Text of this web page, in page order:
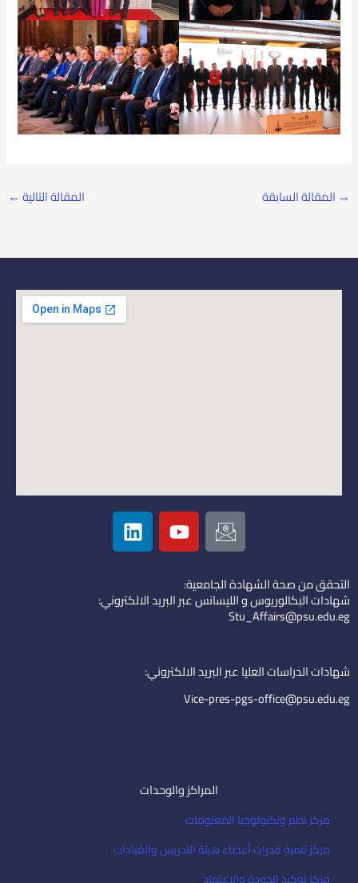
→ المقالة السابقة المقالة التالية ←
I
c
o
n
-
e
i
l
Y
o
u
u
b
L
i
n
e
d
التحقق من صحة الشهادة الجامعية:
شهادات البكالوريوس و الليسانس عبر البريد الالكتروني:
Stu_Affairs@psu.edu.eg
شهادات الدراسات العليا عبر البريد الالكتروني:
Vice-pres-pgs-office@psu.edu.eg
المراكز والوحدات
مركز نظم وتكنولوجيا المعلومات
مركز تنمية قدرات أعضاء هيئة التدريس والقيادات